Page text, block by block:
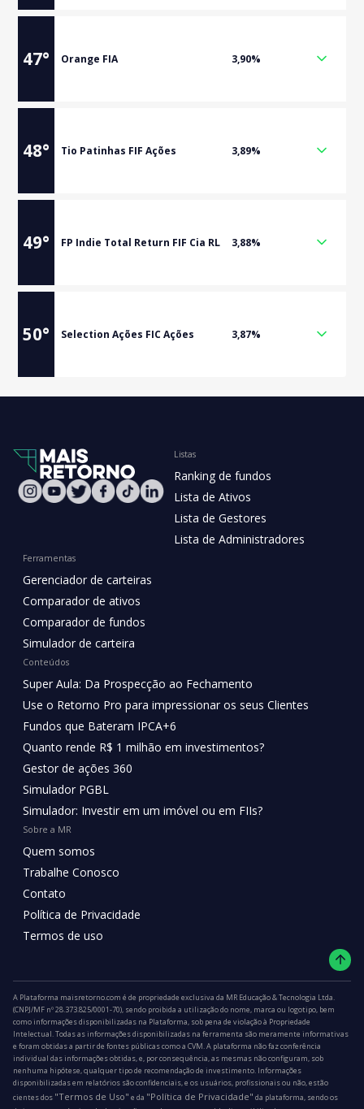
47° Orange FIA 3,90%
48° Tio Patinhas FIF Ações 3,89%
49° FP Indie Total Return FIF Cia RL 3,88%
50° Selection Ações FIC Ações 3,87%
Listas
Ranking de fundos
Lista de Ativos
Lista de Gestores
Lista de Administradores
Ferramentas
Gerenciador de carteiras
Comparador de ativos
Comparador de fundos
Simulador de carteira
Conteúdos
Super Aula: Da Prospecção ao Fechamento
Use o Retorno Pro para impressionar os seus Clientes
Fundos que Bateram IPCA+6
Quanto rende R$ 1 milhão em investimentos?
Gestor de ações 360
Simulador PGBL
Simulador: Investir em um imóvel ou em FIIs?
Sobre a MR
Quem somos
Trabalhe Conosco
Contato
Política de Privacidade
Termos de uso
A Plataforma maisretorno.com é de propriedade exclusiva da MR Educação & Tecnologia Ltda.
(CNPJ/MF nº 28.373.825/0001-70), sendo proibida a utilização do nome, marca ou logotipo, bem
como informações disponibilizadas na Plataforma, sob pena de violação à Propriedade
Intelectual. Todas as informações disponibilizadas na ferramenta são meramente informativas
e foram obtidas a partir de fontes públicas como a CVM. A plataforma não faz conferência
individual das informações obtidas, e, por consequência, as mesmas não configuram, sob
nenhuma hipótese, qualquer tipo de recomendação de investimento. Informações
disponibilizadas em relatórios são confidenciais, e os usuários, profissionais ou não, estão
cientes dos "Termos de Uso" e da "Política de Privacidade" da plataforma, sendo os